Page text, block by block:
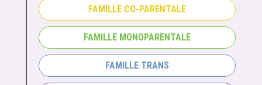
FAMILLE CO-PARENTALE
FAMILLE MONOPARENTALE
FAMILLE TRANS